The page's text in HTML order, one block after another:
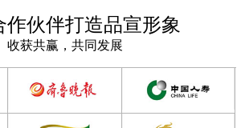
作伙伴打造品宣形象
收获共赢，共同发展